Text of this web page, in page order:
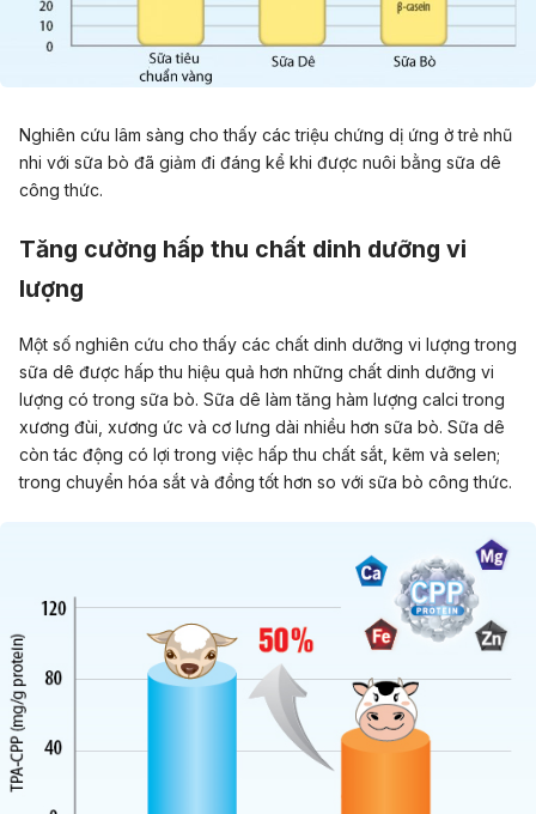
Nghiên cứu lâm sàng cho thấy các triệu chứng dị ứng ở trẻ nhũ
nhi với sữa bò đã giảm đi đáng kể khi được nuôi bằng sữa dê
công thức.
Tăng cường hấp thu chất dinh dưỡng vi
lượng
Một số nghiên cứu cho thấy các chất dinh dưỡng vi lượng trong
sữa dê được hấp thu hiệu quả hơn những chất dinh dưỡng vi
lượng có trong sữa bò. Sữa dê làm tăng hàm lượng calci trong
xương đùi, xương ức và cơ lưng dài nhiều hơn sữa bò. Sữa dê
còn tác động có lợi trong việc hấp thu chất sắt, kẽm và selen;
trong chuyển hóa sắt và đồng tốt hơn so với sữa bò công thức.